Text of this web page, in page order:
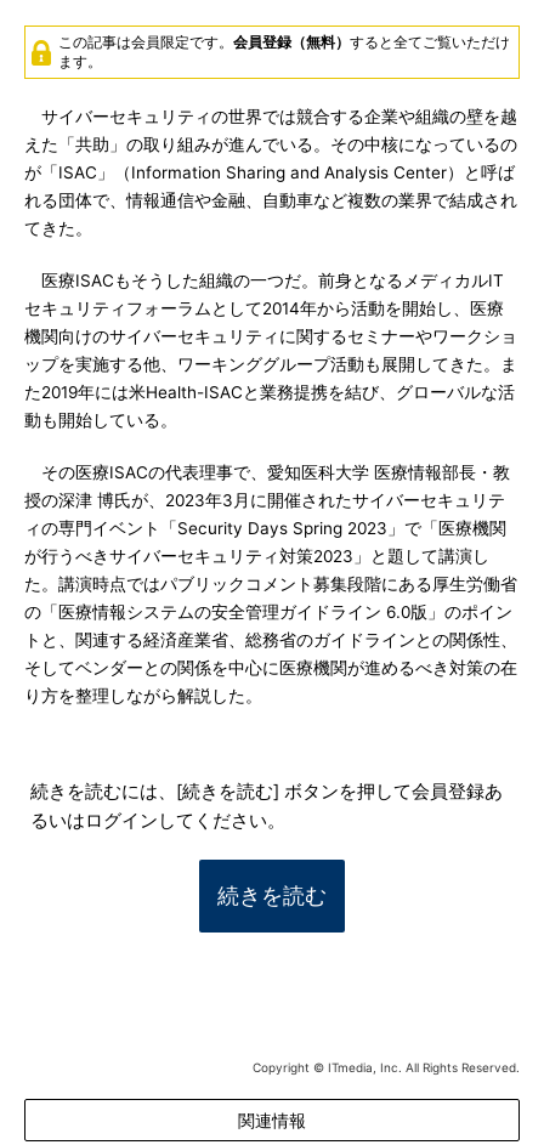
この記事は会員限定です。 会員登録（無料） すると全てご覧いただけ
ます。
サイバーセキュリティの世界では競合する企業や組織の壁を越
えた「共助」の取り組みが進んでいる。その中核になっているの
が「ISAC」（Information Sharing and Analysis Center）と呼ば
れる団体で、情報通信や金融、自動車など複数の業界で結成され
てきた。
医療ISACもそうした組織の一つだ。前身となるメディカルIT
セキュリティフォーラムとして2014年から活動を開始し、医療
機関向けのサイバーセキュリティに関するセミナーやワークショ
ップを実施する他、ワーキンググループ活動も展開してきた。ま
た2019年には米Health-ISACと業務提携を結び、グローバルな活
動も開始している。
その医療ISACの代表理事で、愛知医科大学 医療情報部長・教
授の深津 博氏が、2023年3月に開催されたサイバーセキュリテ
ィの専門イベント「Security Days Spring 2023」で「医療機関
が行うべきサイバーセキュリティ対策2023」と題して講演し
た。講演時点ではパブリックコメント募集段階にある厚生労働省
の「医療情報システムの安全管理ガイドライン 6.0版」のポイン
トと、関連する経済産業省、総務省のガイドラインとの関係性、
そしてベンダーとの関係を中心に医療機関が進めるべき対策の在
り方を整理しながら解説した。
続きを読むには、[続きを読む] ボタンを押して会員登録あ
るいはログインしてください。
続きを読む
Copyright © ITmedia, Inc. All Rights Reserved.
関連情報